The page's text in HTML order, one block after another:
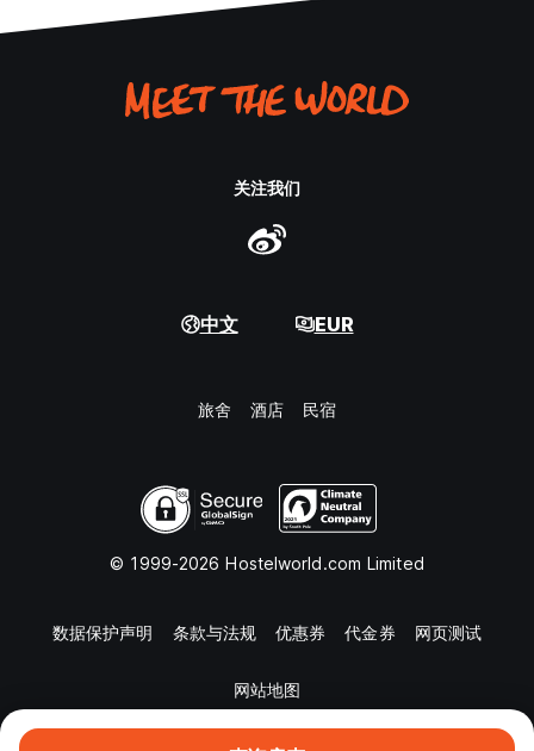
关注我们
中文 EUR
旅舍 酒店 民宿
© 1999-2026 Hostelworld.com Limited
数据保护声明 条款与法规 优惠券 代金券 网页测试
网站地图